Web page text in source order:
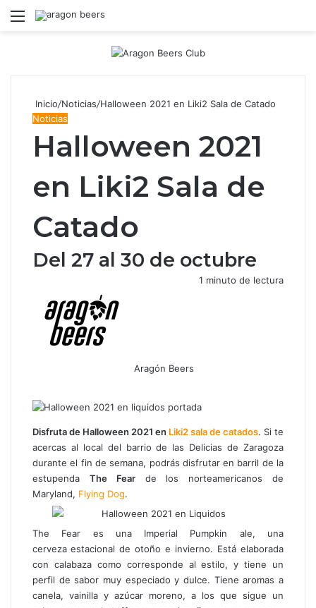
Menú
Inicio/Noticias/Halloween 2021 en Liki2 Sala de Catado
Noticias
Halloween 2021
en Liki2 Sala de
Catado
Del 27 al 30 de octubre
Aragón Beers
1 minuto de lectura
correo
electrónico
Disfruta de Halloween 2021 en Liki2 sala de catados. Si te
acercas al local del barrio de las Delicias de Zaragoza
durante el fin de semana, podrás disfrutar en barril de la
estupenda The Fearde los norteamericanos de
Maryland, Flying Dog.
The Fear es una Imperial Pumpkin ale, una
cerveza estacional de otoño e invierno. Está elaborada
con calabaza como corresponde al estilo, y tiene un
perfil de sabor muy especiado y dulce. Tiene aromas a
canela, vainilla y azúcar moreno, a los que sigue un